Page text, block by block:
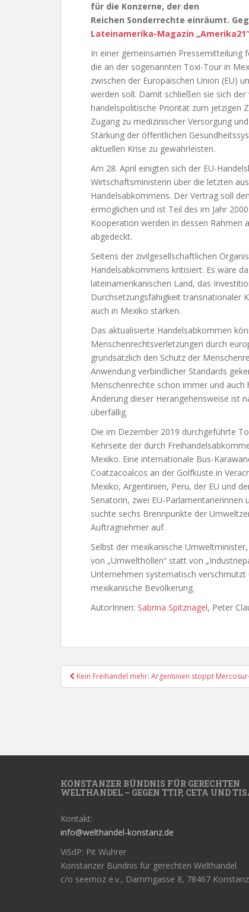
für die Konzerne, der den
Reichen Sonderrechte einräumt.
Lateinamerika-Magazin „Amerika21“
In einer gemeinsamen Pressemitteilung
die an der sogenannten Toxi-Tour in
zwischen der Europäischen Union (EU)
werden soll. Damit schließen sie sich
handelspolitische Priorität zum jetzigen
Zugang zu medizinischer Versorgung
Stärkung der öffentlichen
aktuellen Krise zu gewährleisten.
Am 28. April einigten sich der EU-
Wirtschaftsministerin über die letzten
Handelsabkommens. Der Vertrag soll
ermöglichen und ist Teil des im Jahr
Kooperation werden in dessen Rahmen
abgedeckt.
Seitens der zivilgesellschaftlichen
Handelsabkommens kritisiert. Es wäre
lateinamerikanischen Land, das
Durchsetzungsfähigkeit transnationaler
auch in Mexiko stärken.
Das aktualisierte Handelsabkommen
Menschenrechtsverletzungen durch
grundsätzlich den Schutz der
Anwendung verbindlicher Standards
Menschenrechte schon immer und auch
Änderung dieser Herangehensweise ist
überfällig.
Die im Dezember 2019 durchgeführte
Kehrseite der durch
Mexiko. Eine internationale Bus-
Coatzacoalcos an der Golfküste in
Mexiko, Argentinien, Peru, der EU und
Senatorin, zwei EU-Parlamentarierinnen
suchte sechs Brennpunkte der
Auftragnehmer auf.
Selbst der mexikanische
von „Umwelthöllen“ statt von
Unternehmen systematisch
mexikanische Bevölkerung.
AutorInnen: Sabrina Spitznagel, Peter
Post
Navigation
Kein Freihandel mehr: Argentinien stoppt
KONSTANZER BÜNDNIS FÜR GERECHTEN
WELTHANDEL – GEGEN TTIP, CETA UND
Kontakt:
info@welthandel-konstanz.de
ViSdP: Pit Wuhrer
Konstanzer Bündnis für gerechten Welthandel
c/o seemoz e.v., Dammgasse 8, 78467 Konstanz